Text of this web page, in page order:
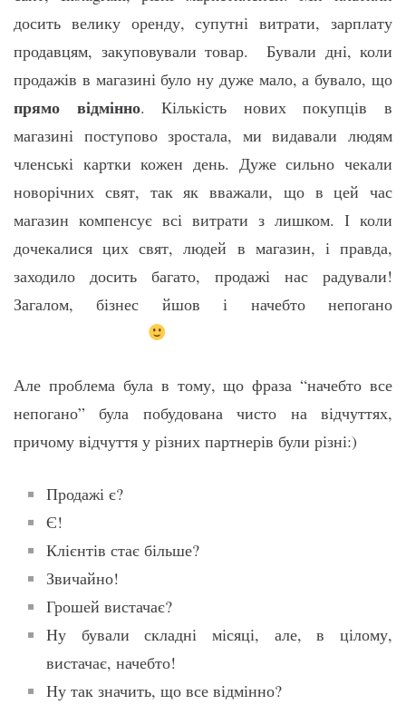
досить велику оренду, супутні витрати, зарплату
продавцям, закуповували товар. Бували дні, коли
продажів в магазині було ну дуже мало, а бувало, що
прямо відмінно. Кількість нових покупців в
магазині поступово зростала, ми видавали людям
членські картки кожен день. Дуже сильно чекали
новорічних свят, так як вважали, що в цей час
магазин компенсує всі витрати з лишком. І коли
дочекалися цих свят, людей в магазин, і правда,
заходило досить багато, продажі нас радували!
Загалом, бізнес йшов і начебто непогано
Але проблема була в тому, що фраза “начебто все
непогано” була побудована чисто на відчуттях,
причому відчуття у різних партнерів були різні:)
Продажі є?
Є!
Клієнтів стає більше?
Звичайно!
Грошей вистачає?
Ну бували складні місяці, але, в цілому,
вистачає, начебто!
Ну так значить, що все відмінно?